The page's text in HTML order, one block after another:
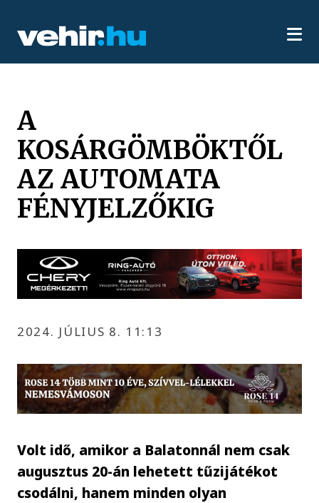
A
KOSÁRGÖMBÖKTŐL
AZ AUTOMATA
FÉNYJELZŐKIG
2024. JÚLIUS 8. 11:13
Volt idő, amikor a Balatonnál nem csak
augusztus 20-án lehetett tűzijátékot
csodálni, hanem minden olyan